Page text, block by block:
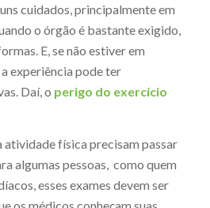
cuidados, principalmente em
o órgão é bastante exigido,
E, se não estiver em
experiência pode ter
Daí, o perigo do exercício
atividade física precisam passar
algumas pessoas, como quem
esses exames devem ser